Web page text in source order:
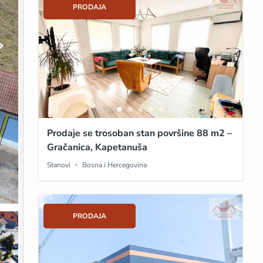
PRODAJA
Prodaje se trosoban stan površine 88 m2 –
Gračanica, Kapetanuša
Stanovi Bosna i Hercegovina
PRODAJA